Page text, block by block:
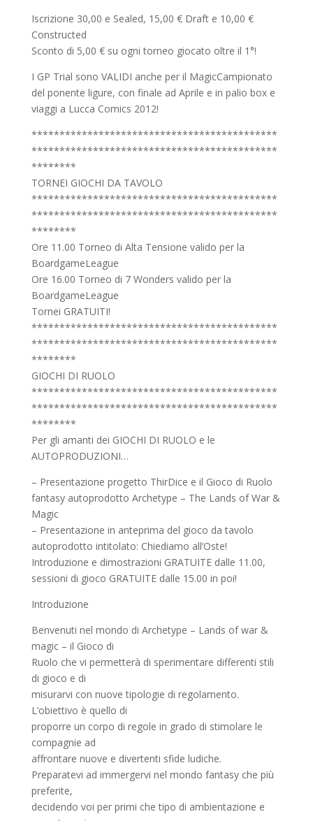
Iscrizione 30,00 e Sealed, 15,00 € Draft e 10,00 €
Constructed
Sconto di 5,00 € su ogni torneo giocato oltre il 1°!
I GP Trial sono VALIDI anche per il MagicCampionato
del ponente ligure, con finale ad Aprile e in palio box e
viaggi a Lucca Comics 2012!
********************************************
********************************************
********
TORNEI GIOCHI DA TAVOLO
********************************************
********************************************
********
Ore 11.00 Torneo di Alta Tensione valido per la
BoardgameLeague
Ore 16.00 Torneo di 7 Wonders valido per la
BoardgameLeague
Tornei GRATUITI!
********************************************
********************************************
********
GIOCHI DI RUOLO
********************************************
********************************************
********
Per gli amanti dei GIOCHI DI RUOLO e le
AUTOPRODUZIONI…
– Presentazione progetto ThirDice e il Gioco di Ruolo
fantasy autoprodotto Archetype – The Lands of War &
Magic
– Presentazione in anteprima del gioco da tavolo
autoprodotto intitolato: Chiediamo all’Oste!
Introduzione e dimostrazioni GRATUITE dalle 11.00,
sessioni di gioco GRATUITE dalle 15.00 in poi!
Introduzione
Benvenuti nel mondo di Archetype – Lands of war &
magic – il Gioco di
Ruolo che vi permetterà di sperimentare differenti stili
di gioco e di
misurarvi con nuove tipologie di regolamento.
L’obiettivo è quello di
proporre un corpo di regole in grado di stimolare le
compagnie ad
affrontare nuove e divertenti sfide ludiche.
Preparatevi ad immergervi nel mondo fantasy che più
preferite,
decidendo voi per primi che tipo di ambientazione e